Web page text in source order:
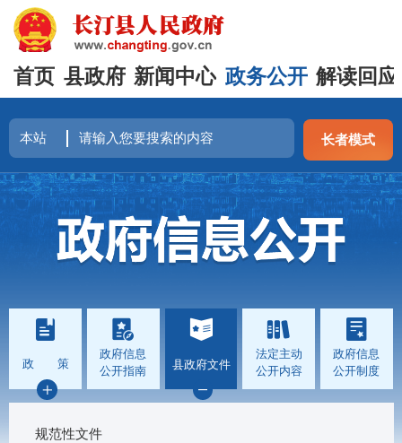
首页 县政府 新闻中心 政务公开 解读回应
长者模式
政 策
政府信息
公开指南
县政府文件
规范性文件
法定主动
公开内容
政府信息
公开制度